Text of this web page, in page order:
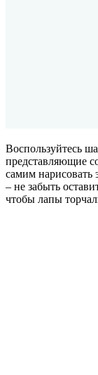
Воспользуйтесь
представляющие
самим
– не забыть
чтобы лапы